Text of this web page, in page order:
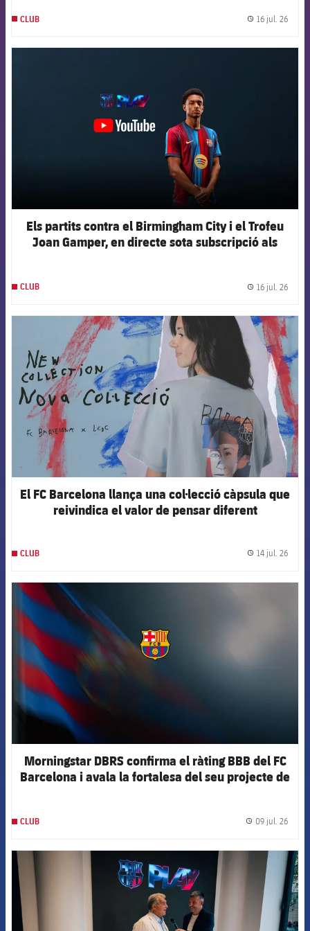
CLUB 16 jul. 26
Els partits contra el Birmingham City i el Trofeu
Joan Gamper, en directe sota subscripció als
CLUB 16 jul. 26
FCB Barcelona badge
El FC Barcelona llança una col·lecció càpsula que
reivindica el valor de pensar diferent
CLUB 14 jul. 26
Morningstar DBRS confirma el ràting BBB del FC
Barcelona i avala la fortalesa del seu projecte de
CLUB 09 jul. 26
FCB Barcelona badge